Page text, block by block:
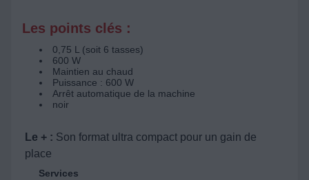
Les points clés :
0,75 L (soit 6 tasses)
600 W
Maintien au chaud
Puissance : 600 W
Arrêt automatique de la machine
noir
Le + : Son format ultra compact pour un gain de
place
Services